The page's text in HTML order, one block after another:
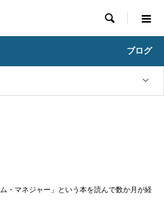

ブログ
・マネジャー」という本を読んで数か月が経